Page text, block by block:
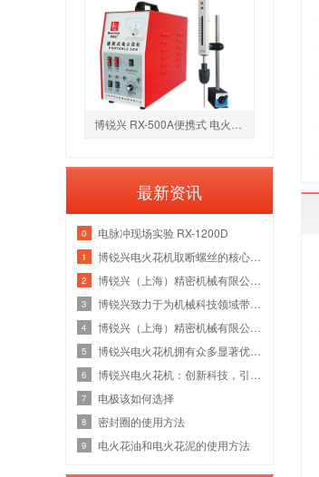
最新资讯
0 电脉冲现场实验 RX-1200D
1
2
3
4
5
6
7 电极该如何选择
8 密封圈的使用方法
9 电火花油和电火花泥的使用方法